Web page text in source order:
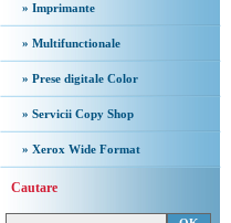
» Imprimante
» Multifunctionale
» Prese digitale Color
» Servicii Copy Shop
» Xerox Wide Format
Cautare